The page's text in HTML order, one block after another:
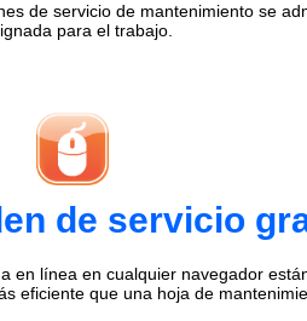
de servicio de mantenimiento se
para el trabajo.
de servicio
línea en cualquier navegador
eficiente que una hoja de